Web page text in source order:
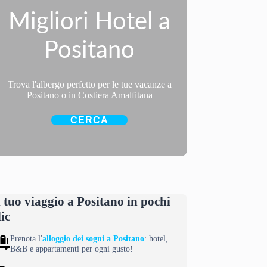
Migliori Hotel a
Positano
Trova l'albergo perfetto per le tue vacanze a
Positano o in Costiera Amalfitana
CERCA
viaggio a Positano in pochi
Prenota l'alloggio dei sogni a Positano: hotel,
B&B e appartamenti per ogni gusto!